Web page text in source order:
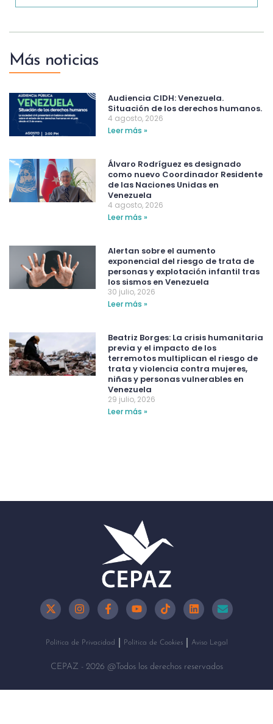
Más noticias
Audiencia CIDH: Venezuela.
Situación de los derechos humanos.
4 agosto, 2026
Leer más »
Álvaro Rodríguez es designado
como nuevo Coordinador Residente
de las Naciones Unidas en
Venezuela
4 agosto, 2026
Leer más »
Alertan sobre el aumento
exponencial del riesgo de trata de
personas y explotación infantil tras
los sismos en Venezuela
30 julio, 2026
Leer más »
Beatriz Borges: La crisis humanitaria
previa y el impacto de los
terremotos multiplican el riesgo de
trata y violencia contra mujeres,
niñas y personas vulnerables en
Venezuela
29 julio, 2026
Leer más »
Política de Privacidad Política de Cookies Aviso Legal
CEPAZ - 2026 @Todos los derechos reservados